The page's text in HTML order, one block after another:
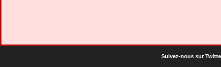
Suivez-nous sur